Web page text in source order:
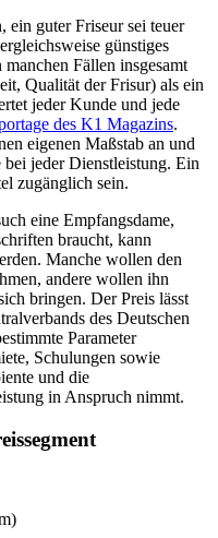
ein guter Friseur sei teuer
günstiges
Fällen insgesamt
Qualität der Frisur) als ein
jeder Kunde und jede
des K1 Magazins.
eigenen Maßstab an und
jeder Dienstleistung. Ein
zugänglich sein.
eine Empfangsdame,
braucht, kann
Manche wollen den
andere wollen ihn
bringen. Der Preis lässt
des Deutschen
Parameter
Schulungen sowie
und die
in Anspruch nimmt.